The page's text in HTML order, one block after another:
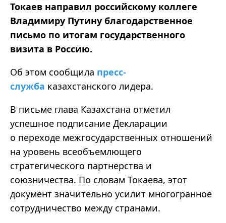
Токаев направил российскому коллеге
Владимиру Путину благодарственное
письмо по итогам государственного
визита в Россию.
Об этом сообщила пресс-
служба казахстанского лидера.
В письме глава Казахстана отметил
успешное подписание Декларации
о переходе межгосударственных отношений
на уровень всеобъемлющего
стратегического партнерства и
союзничества. По словам Токаева, этот
документ значительно усилит многогранное
сотрудничество между странами.